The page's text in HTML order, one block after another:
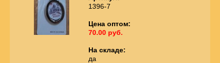
1396-7
Цена оптом:
70.00 руб.
На складе:
да